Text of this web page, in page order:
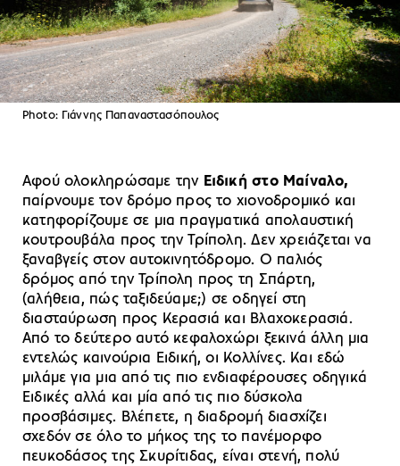
Photo: Γιάννης Παπαναστασόπουλος
Αφού ολοκληρώσαμε την Ειδική στο Μαίναλο,
παίρνουμε τον δρόμο προς το χιονοδρομικό και
κατηφορίζουμε σε μια πραγματικά απολαυστική
κουτρουβάλα προς την Τρίπολη. Δεν χρειάζεται να
ξαναβγείς στον αυτοκινητόδρομο. Ο παλιός
δρόμος από την Τρίπολη προς τη Σπάρτη,
(αλήθεια, πώς ταξιδεύαμε;) σε οδηγεί στη
διασταύρωση προς Κερασιά και Βλαχοκερασιά.
Από το δεύτερο αυτό κεφαλοχώρι ξεκινά άλλη μια
εντελώς καινούρια Ειδική, οι Κολλίνες. Και εδώ
μιλάμε για μια από τις πιο ενδιαφέρουσες οδηγικά
Ειδικές αλλά και μία από τις πιο δύσκολα
προσβάσιμες. Βλέπετε, η διαδρομή διασχίζει
σχεδόν σε όλο το μήκος της το πανέμορφο
πευκοδάσος της Σκυρίτιδας, είναι στενή, πολύ